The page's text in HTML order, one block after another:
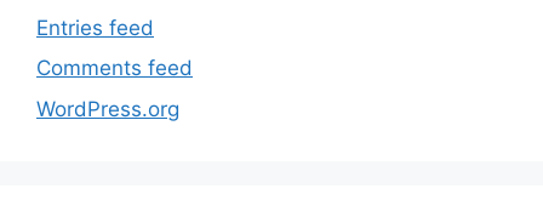
Entries feed
Comments feed
WordPress.org